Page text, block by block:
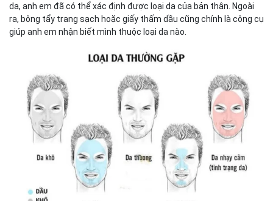
da, anh em đã có thể xác định được loại da của bản thân. Ngoài
ra, bông tẩy trang sạch hoặc giấy thấm dầu cũng chính là công cụ
giúp anh em nhận biết mình thuộc loại da nào.